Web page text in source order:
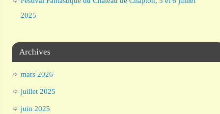
2025
Archives
mars 2026
juillet 2025
juin 2025